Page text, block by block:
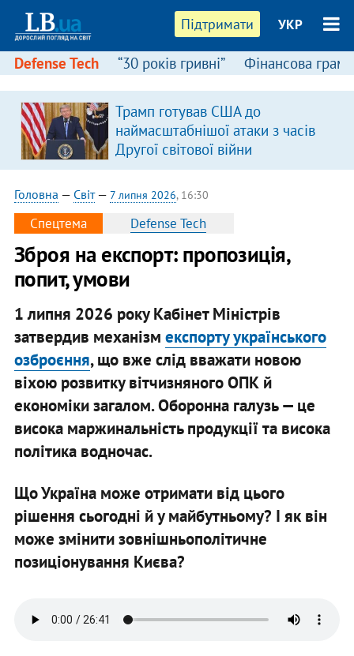
Підтримати УКР
Defense Tech “30 років гривні” Фінансова
Трамп готував США до
наймасштабнішої атаки з часів
Другої світової війни
Головна — Світ— 7 липня 2026, 16:30
Спецтема Defense Tech
Зброя на експорт: пропозиція,
попит, умови
1 липня 2026 року Кабінет Міністрів
затвердив механізм експорту українського
озброєння, що вже слід вважати новою
віхою розвитку вітчизняного ОПК й
економіки загалом. Оборонна галузь — це
висока маржинальність продукції та висока
політика водночас.
Що Україна може отримати від цього
рішення сьогодні й у майбутньому? І як він
може змінити зовнішньополітичне
позиціонування Києва?